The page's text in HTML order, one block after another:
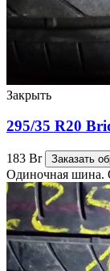
Закрыть
295/35 R20
183 Br Заказать
Одиночная шина.